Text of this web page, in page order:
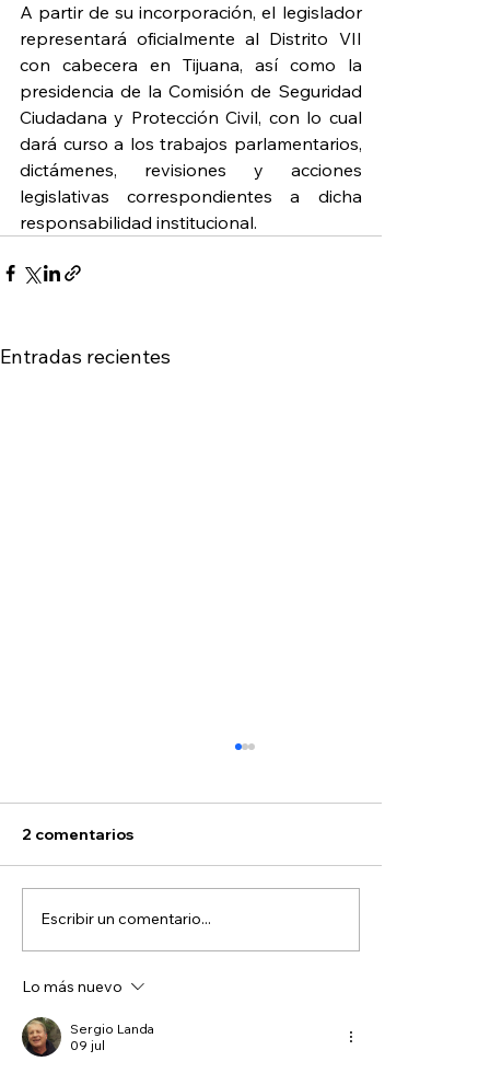
A partir de su incorporación, el legislador
representará oficialmente al Distrito VII
con cabecera en Tijuana, así como la
presidencia de la Comisión de Seguridad
Ciudadana y Protección Civil, con lo cual
dará curso a los trabajos parlamentarios,
dictámenes, revisiones y acciones
legislativas correspondientes a dicha
responsabilidad institucional.
Entradas recientes
relleno sanitario; pide suspender
actividades para continuar búsqueda
2 comentarios
Escribir un comentario...
Lo más nuevo
Sergio Landa
09 jul